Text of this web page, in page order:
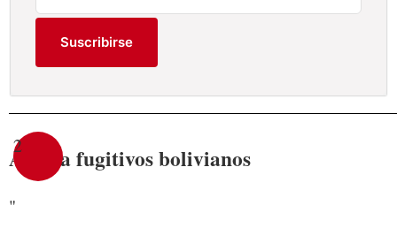
Suscribirse
2
Asilo a fugitivos bolivianos
"